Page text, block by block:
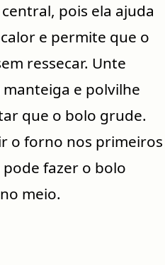
pois ela ajuda
e permite que o
ressecar. Unte
e polvilhe
que o bolo grude.
o forno nos primeiros
fazer o bolo
meio.